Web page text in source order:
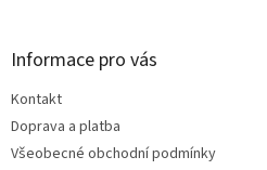
Informace pro vás
Kontakt
Doprava a platba
Všeobecné obchodní podmínky